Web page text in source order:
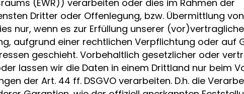
(EWR)) verarbeiten oder dies im Rahmen der
Dritter oder Offenlegung, bzw. Übermittlung
nur, wenn es zur Erfüllung unserer
aufgrund einer rechtlichen Verpflichtung oder auf
geschieht. Vorbehaltlich gesetzlicher oder
lassen wir die Daten in einem Drittland nur beim
der Art. 44 ff. DSGVO verarbeiten. D.h. die